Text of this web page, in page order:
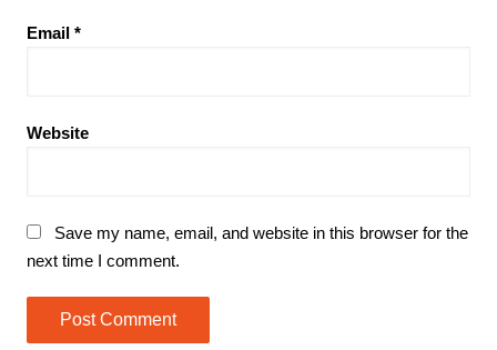
Email *
Website
Save my name, email, and website in this browser for the
next time I comment.